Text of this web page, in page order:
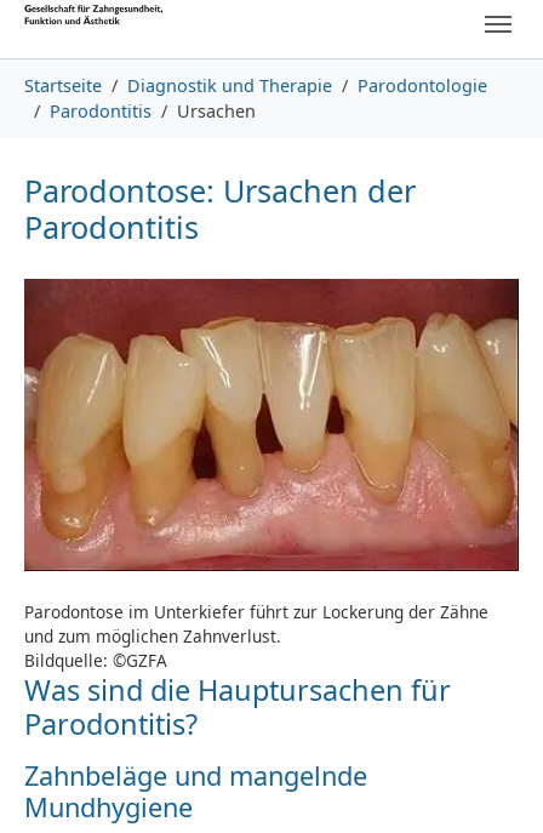
Skip to main content
Skip to page footer
Startseite Diagnostik und Therapie
Parodontologie
Parodontitis
Ursachen
Parodontose: Ursachen der
Parodontitis
Parodontose im Unterkiefer führt zur Lockerung der Zähne
und zum möglichen Zahnverlust.
Bildquelle: ©GZFA
Was sind die Hauptursachen für
Parodontitis?
Zahnbeläge und mangelnde
Mundhygiene